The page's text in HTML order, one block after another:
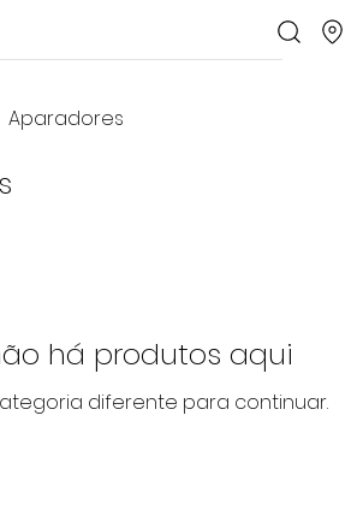
Aparadores
há produtos aqui
diferente para continuar.